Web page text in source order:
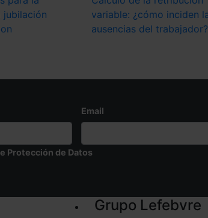
jubilación
variable: ¿cómo inciden
ausencias del trabajador?
Email
Protección de Datos
Grupo Lefebvre